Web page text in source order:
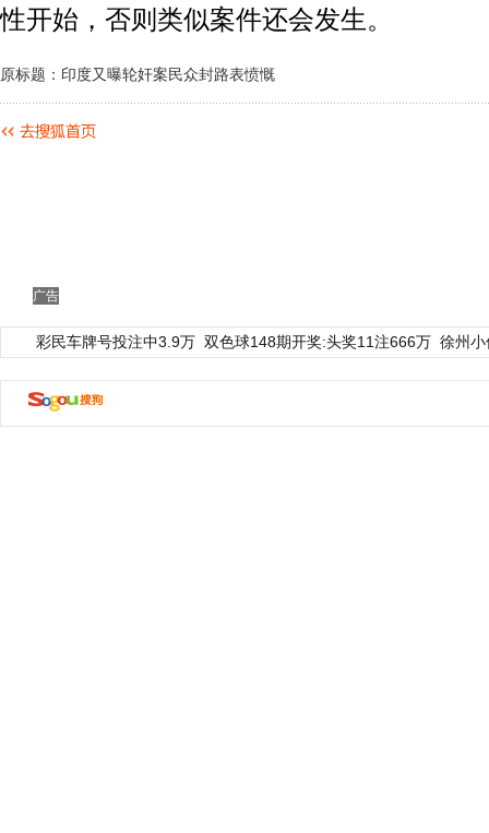
性开始，否则类似案件还会发生。
原标题：印度又曝轮奸案民众封路表愤慨
广告
彩民车牌号投注中3.9万 双色球148期开奖:头奖11注666万 徐州